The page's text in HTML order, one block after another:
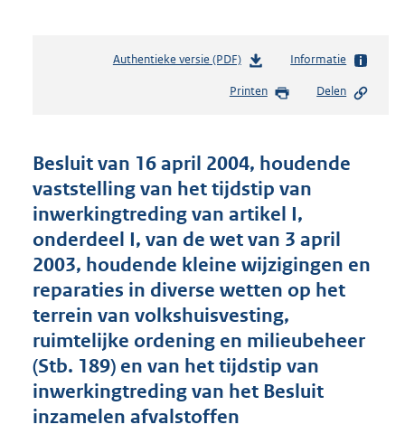
Authentieke versie (PDF)b
s
n
d
s
g
o
o
t
e
:
2
K
Informatie
Printen Delen
Besluit van 16 april 2004, houdende
vaststelling van het tijdstip van
inwerkingtreding van artikel I,
onderdeel I, van de wet van 3 april
2003, houdende kleine wijzigingen en
reparaties in diverse wetten op het
terrein van volkshuisvesting,
ruimtelijke ordening en milieubeheer
(Stb. 189) en van het tijdstip van
inwerkingtreding van het Besluit
inzamelen afvalstoffen